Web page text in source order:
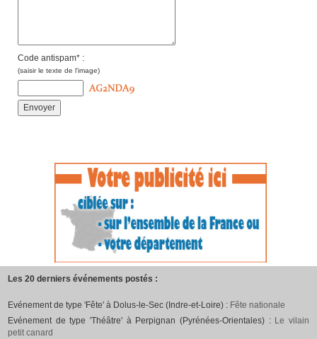
Code antispam* :
(saisir le texte de l'image)
Les 20 derniers événements postés :
Evénement de type 'Fête' à Dolus-le-Sec (Indre-et-Loire) : Fête nationale
Evénement de type 'Théâtre' à Perpignan (Pyrénées-Orientales) : Le vilain
petit canard